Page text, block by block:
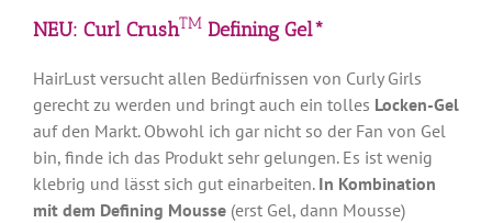
NEU: Curl CrushTMDefining Gel*
HairLust versucht allen Bedürfnissen von Curly Girls
gerecht zu werden und bringt auch ein tolles Locken-Gel
auf den Markt. Obwohl ich gar nicht so der Fan von Gel
bin, finde ich das Produkt sehr gelungen. Es ist wenig
klebrig und lässt sich gut einarbeiten. In Kombination
mit dem Defining Mousse(erst Gel, dann Mousse)